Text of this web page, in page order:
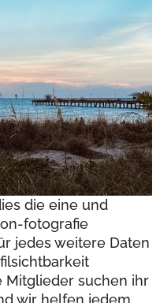
die eine und
fotografie
jedes weitere Daten
Mitglieder suchen ihr
wir helfen jedem